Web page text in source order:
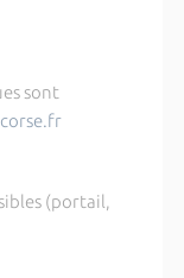
sont
(portail,